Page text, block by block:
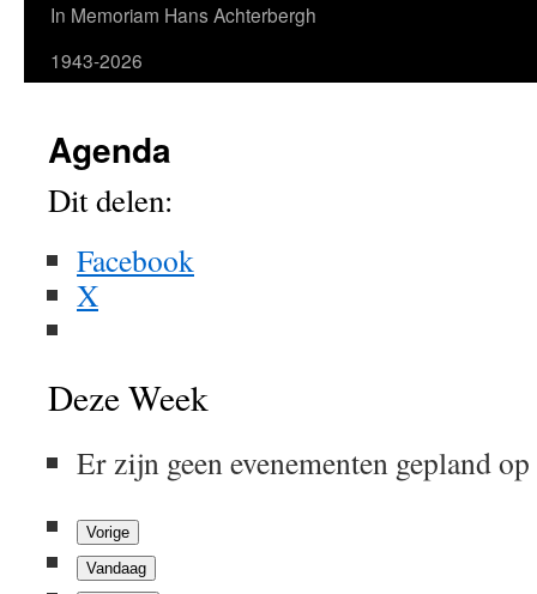
In Memoriam Hans Achterbergh
1943-2026
Agenda
Dit delen:
Facebook
X
Deze Week
Er zijn geen evenementen gepland
Vorige
Vandaag